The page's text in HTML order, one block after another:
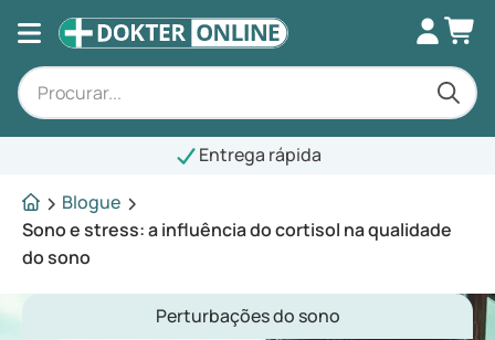
Entrega rápida
Blogue
Sono e stress: a influência do cortisol na qualidade
do sono
Perturbações do sono